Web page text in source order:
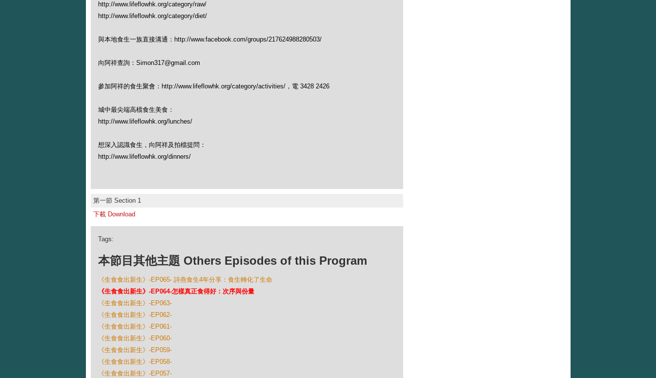
http://www.lifeflowhk.org/category/raw/
http://www.lifeflowhk.org/category/diet/
與本地食生一族直接溝通：http://www.facebook.com/groups/217624988280503/
向阿祥查詢：Simon317@gmail.com
參加阿祥的食生聚會：http://www.lifeflowhk.org/category/activities/，電 3428 2426
城中最尖端高檔食生美食：
http://www.lifeflowhk.org/lunches/
想深入認識食生，向阿祥及拍檔提問：
http://www.lifeflowhk.org/dinners/
第一節 Section 1
下載 Download
Tags:
本節目其他主題 Others Episodes of this Program
《生食食出新生》-EP065- 詩燕食生4年分享：食生轉化了生命
《生食食出新生》-EP064-怎樣真正食得好：次序與份量
《生食食出新生》-EP063-
《生食食出新生》-EP062-
《生食食出新生》-EP061-
《生食食出新生》-EP060-
《生食食出新生》-EP059-
《生食食出新生》-EP058-
《生食食出新生》-EP057-